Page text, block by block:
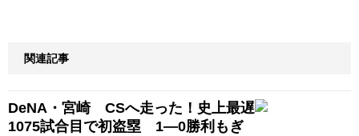
関連記事
DeNA・宮崎 CSへ走った！史上最遅
1075試合目で初盗塁 1―0勝利もぎ